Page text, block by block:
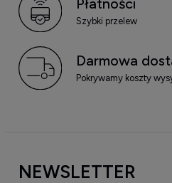
Szybki przelew
Darmowa
Pokrywamy koszty
NEWSLETTER